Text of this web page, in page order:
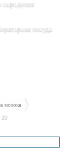
сыроделия
посуда
молока
20